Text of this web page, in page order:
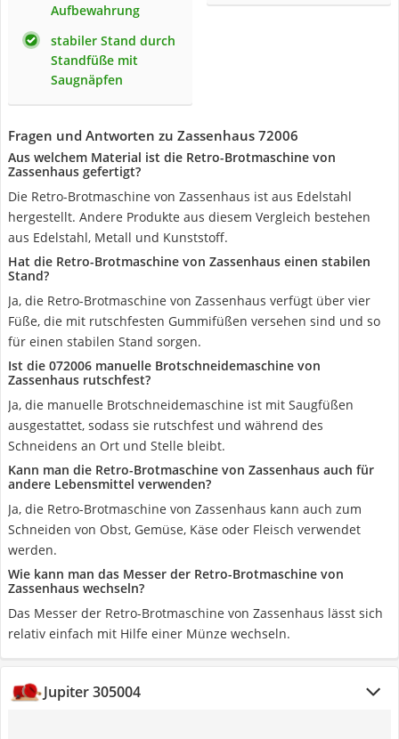
Aufbewahrung
stabiler Stand durch
Standfüße mit
Saugnäpfen
Fragen und Antworten zu Zassenhaus 72006
Aus welchem Material ist die Retro-Brotmaschine von
Zassenhaus gefertigt?
Die Retro-Brotmaschine von Zassenhaus ist aus Edelstahl
hergestellt. Andere Produkte aus diesem Vergleich bestehen
aus Edelstahl, Metall und Kunststoff.
Hat die Retro-Brotmaschine von Zassenhaus einen stabilen
Stand?
Ja, die Retro-Brotmaschine von Zassenhaus verfügt über vier
Füße, die mit rutschfesten Gummifüßen versehen sind und so
für einen stabilen Stand sorgen.
Ist die 072006 manuelle Brotschneidemaschine von
Zassenhaus rutschfest?
Ja, die manuelle Brotschneidemaschine ist mit Saugfüßen
ausgestattet, sodass sie rutschfest und während des
Schneidens an Ort und Stelle bleibt.
Kann man die Retro-Brotmaschine von Zassenhaus auch für
andere Lebensmittel verwenden?
Ja, die Retro-Brotmaschine von Zassenhaus kann auch zum
Schneiden von Obst, Gemüse, Käse oder Fleisch verwendet
werden.
Wie kann man das Messer der Retro-Brotmaschine von
Zassenhaus wechseln?
Das Messer der Retro-Brotmaschine von Zassenhaus lässt sich
relativ einfach mit Hilfe einer Münze wechseln.
Jupiter 305004